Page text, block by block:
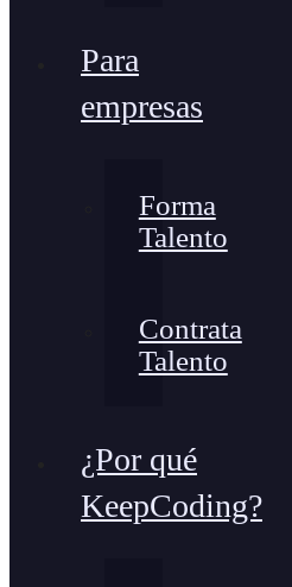
Para
empresas
Forma
Talento
Contrata
Talento
¿Por qué
KeepCoding?